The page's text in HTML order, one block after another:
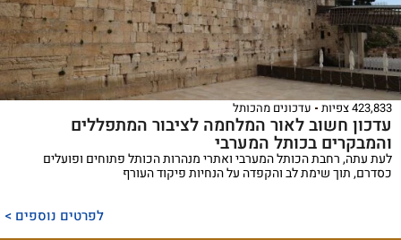
423,833 צפיות עדכונים מהכותל
עדכון חשוב לאור המלחמה לציבור המתפללים
והמבקרים בכותל המערבי
לעת עתה, רחבת הכותל המערבי ואתרי מנהרות הכותל פתוחים ופועלים
כסדרם, תוך שימת לב והקפדה על הנחיות פיקוד העורף
לפרטים נוספים >